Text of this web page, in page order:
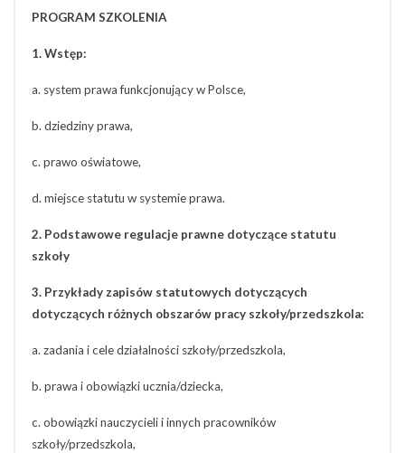
PROGRAM SZKOLENIA
1. Wstęp:
a. system prawa funkcjonujący w Polsce,
b. dziedziny prawa,
c. prawo oświatowe,
d. miejsce statutu w systemie prawa.
2. Podstawowe regulacje prawne dotyczące statutu
szkoły
3. Przykłady zapisów statutowych dotyczących
dotyczących różnych obszarów pracy szkoły/przedszkola:
a. zadania i cele działalności szkoły/przedszkola,
b. prawa i obowiązki ucznia/dziecka,
c. obowiązki nauczycieli i innych pracowników
szkoły/przedszkola,